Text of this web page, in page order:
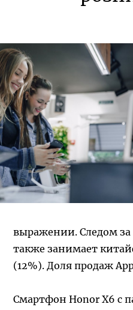
выражении. Следом за
также занимает
(12%). Доля продаж
Смартфон Honor X6 с